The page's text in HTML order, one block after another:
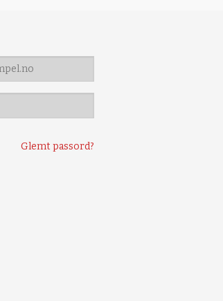
Glemt passord?